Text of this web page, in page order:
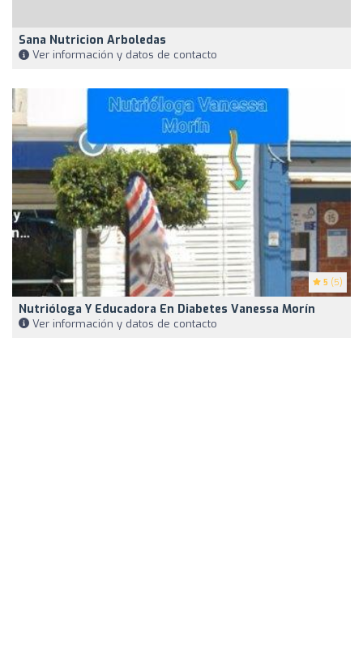
Sana Nutricion Arboledas
Ver información y datos de contacto
5 (5)
Nutrióloga Y Educadora En Diabetes Vanessa Morín
Ver información y datos de contacto